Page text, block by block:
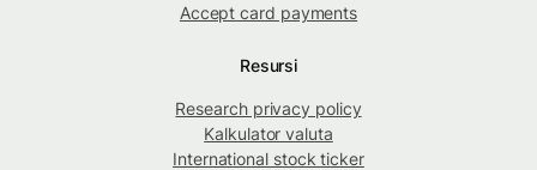
Accept card payments
Resursi
Research privacy policy
Kalkulator valuta
International stock ticker